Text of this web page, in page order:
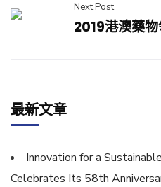
Next Post
2019港澳藥
最新文章
Innovation for a
Celebrates Its 58th